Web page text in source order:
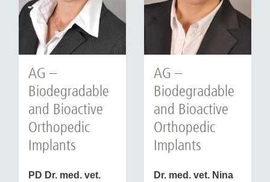
AG –
Biodegradable
and Bioactive
Orthopedic
Implants
PD Dr. med. vet.
AG –
Biodegradable
and Bioactive
Orthopedic
Implants
Dr. med. vet. Nina